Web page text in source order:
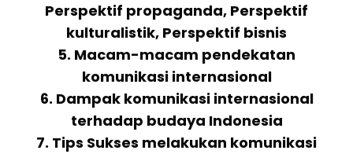
Perspektif propaganda, Perspektif
kulturalistik, Perspektif bisnis
5. Macam-macam pendekatan
komunikasi internasional
6. Dampak komunikasi internasional
terhadap budaya Indonesia
7. Tips Sukses melakukan komunikasi